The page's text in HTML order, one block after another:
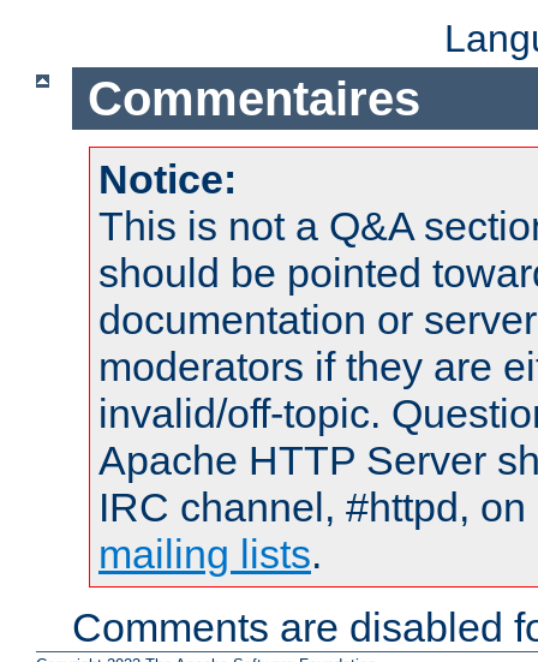
Commentaires
Notice:
This is not a Q&A
should be pointed
documentation or
moderators if they are
invalid/off-topic.
Apache HTTP Server
IRC channel, #httpd,
mailing lists.
Comments are disabled